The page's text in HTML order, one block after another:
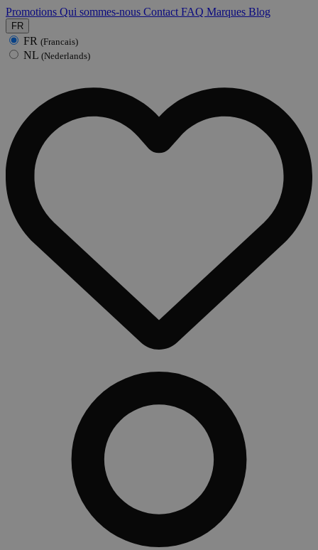
Promotions Qui sommes-nous Contact FAQ Marques Blog
FR
FR (Francais)
NL (Nederlands)